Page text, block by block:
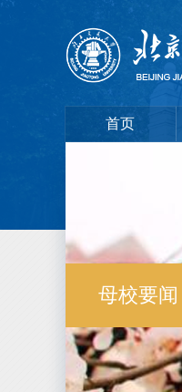
首页
母校要闻